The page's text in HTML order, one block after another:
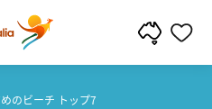
プ
のビーチ トップ7